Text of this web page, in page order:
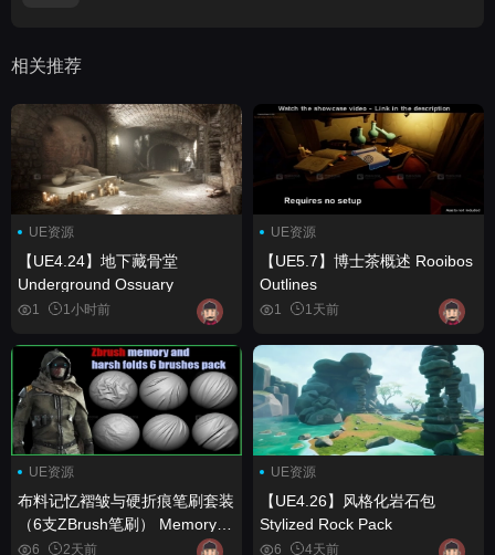
相关推荐
UE资源
【UE4.24】地下藏骨堂
Underground Ossuary
1 1小时前
UE资源
【UE5.7】博士茶概述 Rooibos
Outlines
1 1天前
UE资源
布料记忆褶皱与硬折痕笔刷套装
（6支ZBrush笔刷） Memory
and harsh folds for fabric (6
6 2天前
UE资源
【UE4.26】风格化岩石包
Stylized Rock Pack
6 4天前